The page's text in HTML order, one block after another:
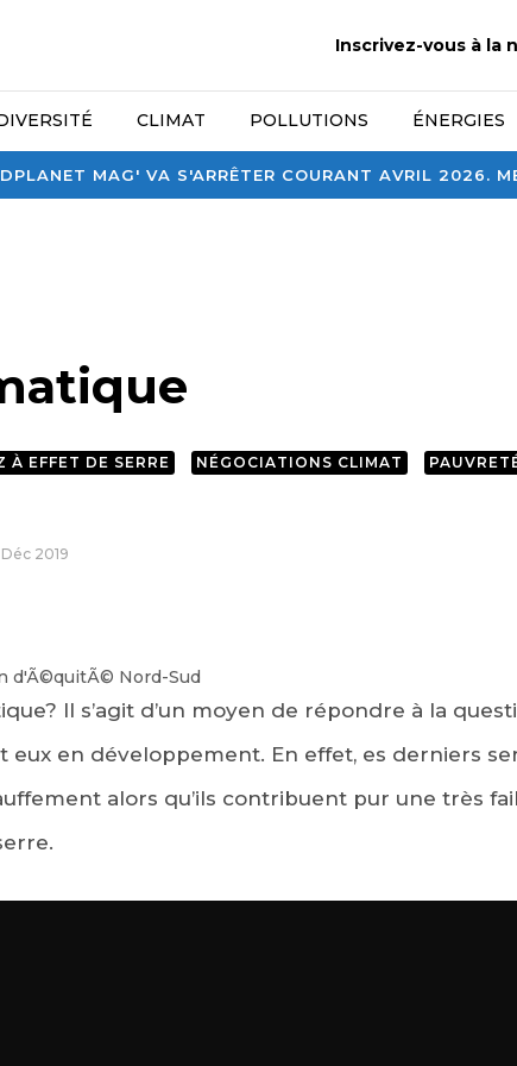
MAG' VA S'ARRÊTER COURANT AVRIL 2026.
Inscrivez-vous à la
CLIMAT POLLUTIONS ÉNERGIES
À EFFET DE SERRE NÉGOCIATIONS CLIMAT
2019
Il s’agit d’un moyen de répondre à la
eux en développement. En effet, es derniers
alors qu’ils contribuent pur une très